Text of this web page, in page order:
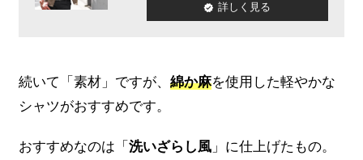
詳しく見る
続いて「素材」ですが、 綿か麻を使用した軽やかな
シャツがおすすめです。
おすすめなのは「 洗いざらし風 」に仕上げたもの。